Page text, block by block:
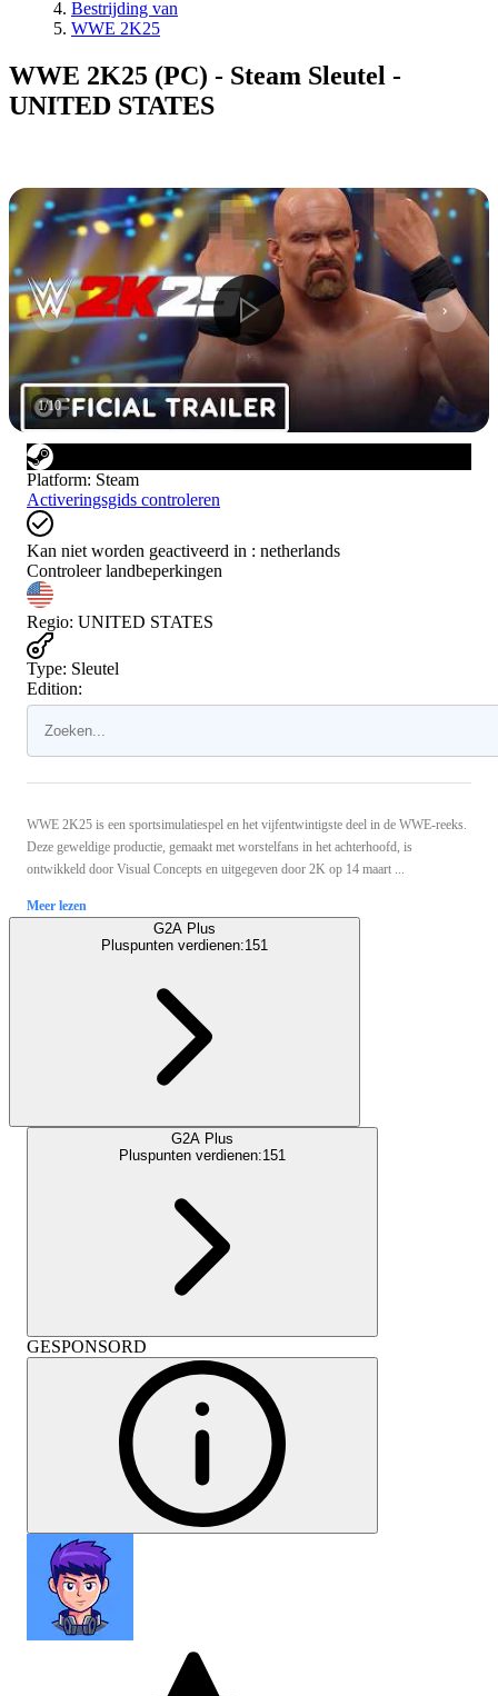
Bestrijding van
WWE 2K25
WWE 2K25 (PC) - Steam Sleutel -
UNITED STATES
1/10
Platform: Steam
Activeringsgids controleren
Kan niet worden geactiveerd in : netherlands
Controleer landbeperkingen
Regio: UNITED STATES
Type: Sleutel
Edition:
WWE 2K25 is een sportsimulatiespel en het vijfentwintigste deel in de WWE-reeks.
Deze geweldige productie, gemaakt met worstelfans in het achterhoofd, is
ontwikkeld door Visual Concepts en uitgegeven door 2K op 14 maart ...
Meer lezen
G2A Plus
Pluspunten verdienen:151
G2A Plus
Pluspunten verdienen:151
GESPONSORD